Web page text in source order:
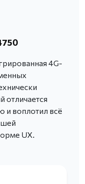
4G-
и воплотил всё
UX.